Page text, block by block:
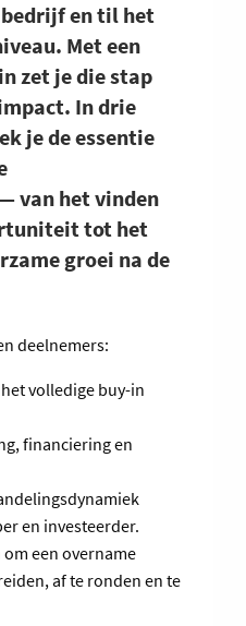
en til het
Met een
zet je die stap
In drie
je de essentie
van het vinden
tot het
groei na de
deelnemers:
volledige buy-in
financiering en
en investeerder.
een overname
af te ronden en te